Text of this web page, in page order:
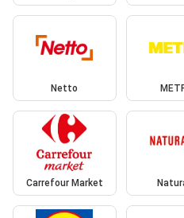
Netto
Carrefour Market